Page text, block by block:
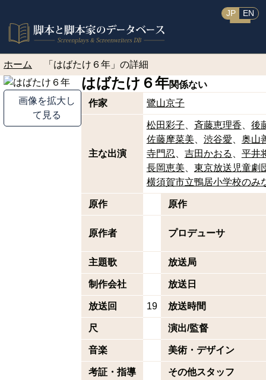
JP EN
ホーム 「はばたけ６年」の詳細
画像を拡大し
て見る
はばたけ６年関係ない
作家
鷺山京子
主な出演
松田彩子 斉藤恵理香
後
佐藤摩菜美
渋谷愛
奥山
寺門忍
吉田かおる
平井
長岡恵美
東京放送児童劇
横須賀市立鴨居小学校のみ
原作 原作
原作者 プロデューサ
主題歌 放送局
制作会社 放送日
放送回 19 放送時間
尺 演出/監督
音楽 美術・デザイン
考証・指導 その他スタッフ